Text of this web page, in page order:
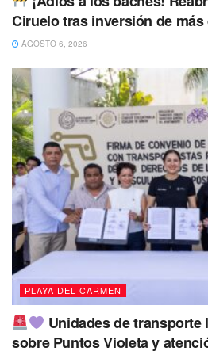
Ciruelo tras inversión de
AGOSTO 6, 2026
PLAYA DEL CARMEN
Unidades de
sobre Puntos Violeta y